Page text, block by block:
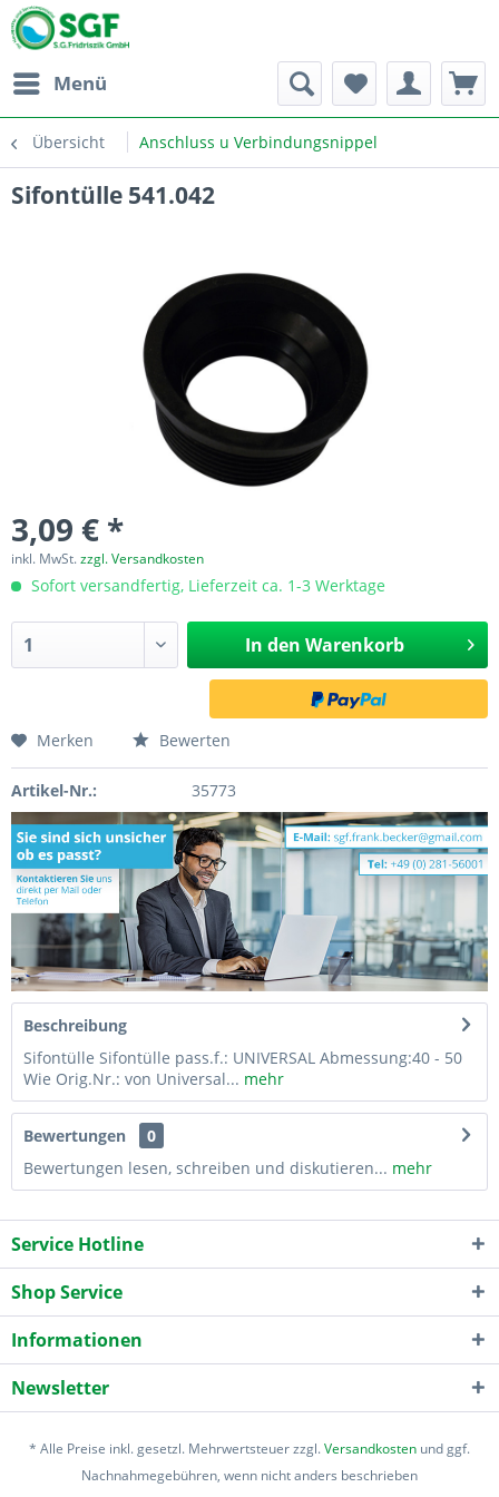
Menü
Übersicht Anschluss u Verbindungsnippel
Sifontülle 541.042
3,09 € *
inkl. MwSt.zzgl. Versandkosten
Sofort versandfertig, Lieferzeit ca. 1-3 Werktage
In den Warenkorb
Merken Bewerten
Artikel-Nr.: 35773
Beschreibung
Sifontülle Sifontülle pass.f.: UNIVERSAL Abmessung:40 - 50
Wie Orig.Nr.: von Universal... mehr
Bewertungen
0
Bewertungen lesen, schreiben und diskutieren... mehr
Service Hotline
Shop Service
Informationen
Newsletter
* Alle Preise inkl. gesetzl. Mehrwertsteuer zzgl.Versandkosten und ggf.
Nachnahmegebühren, wenn nicht anders beschrieben